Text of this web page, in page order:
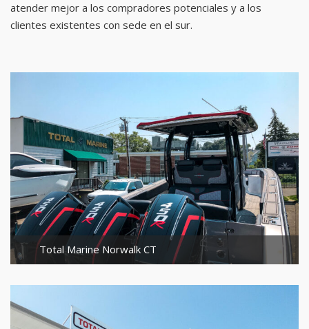
atender mejor a los compradores potenciales y a los
clientes existentes con sede en el sur.
Total Marine Norwalk CT